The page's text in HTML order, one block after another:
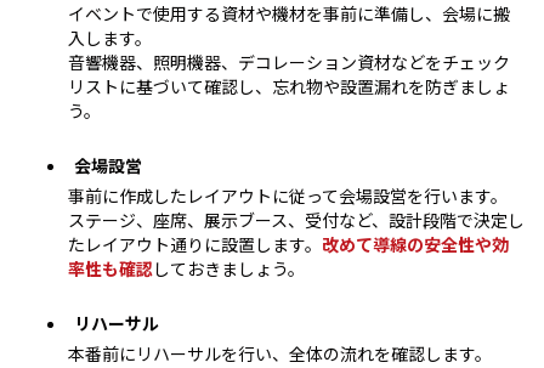
イベントで使用する資材や機材を事前に準備し、会場に搬
入します。
音響機器、照明機器、デコレーション資材などをチェック
リストに基づいて確認し、忘れ物や設置漏れを防ぎましょ
う。
会場設営
事前に作成したレイアウトに従って会場設営を行います。
ステージ、座席、展示ブース、受付など、設計段階で決定し
たレイアウト通りに設置します。 改めて導線の安全性や効
率性も確認しておきましょう。
リハーサル
本番前にリハーサルを行い、全体の流れを確認します。